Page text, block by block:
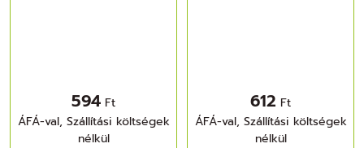
594 Ft
ÁFÁ-val, Szállítási költségek
nélkül
612 Ft
ÁFÁ-val, Szállítási költségek
nélkül